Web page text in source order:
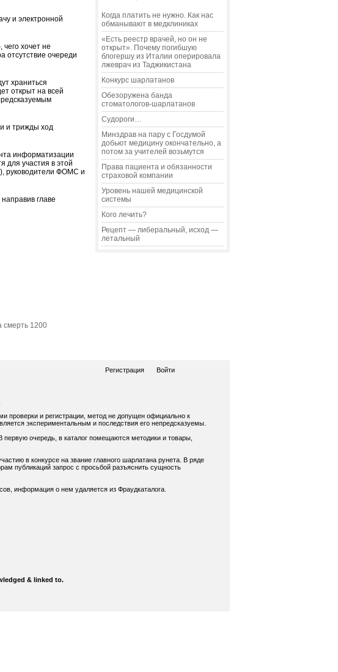
и электронной
хочет не
отсутствие очереди
храниться
открыт на всей
и трижды ход
информатизации
для участия в этой
руководители ФОМС и
главе
смерть 1200
Когда платить не нужно. Как нас
обманывают в медклиниках
«Есть реестр врачей, но он не
открыт». Почему погибшую
блогершу из Италии оперировала
лжеврач из Таджикистана
Конкурс шарлатанов
Обезоружена банда
стоматологов-шарлатанов
Судороги…
Минздрав на пару с Госдумой
добьют медицину окончательно, а
потом за учителей возьмутся
Права пациента и обязанности
страховой компании
Уровень нашей медицинской
системы
Кого лечить?
Рецепт — либеральный, исход —
летальный
Регистрация Войти
проверки и регистрации, метод не допущен официально к
экспериментальным и последствия его непредсказуемы.
очередь, в каталог помещаются методики и товары,
в конкурсе на звание главного шарлатана рунета. В ряде
публикаций запрос с просьбой разъяснить сущность
информация о нем удаляется из Фраудкаталога.
& linked to.